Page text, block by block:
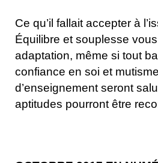
Ce qu’il fallait accepter à
Équilibre et souplesse
adaptation, même si tout
confiance en soi et
d’enseignement seront
aptitudes pourront être